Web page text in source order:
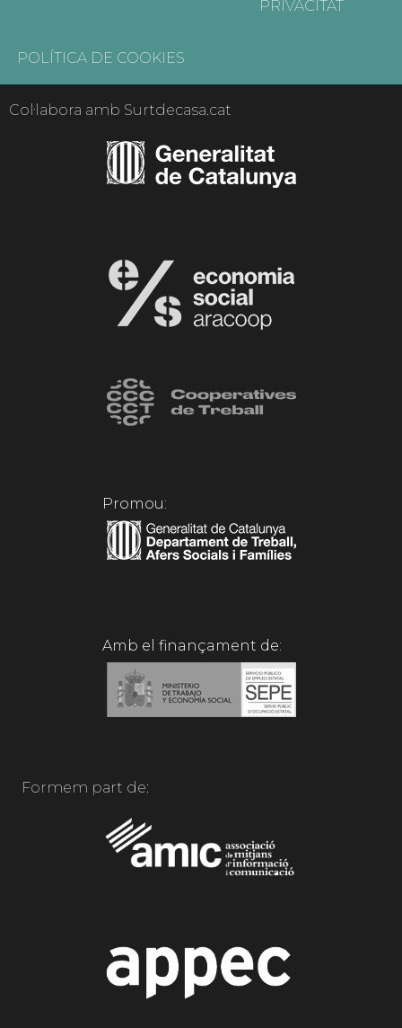
PRIVACITAT
POLÍTICA DE COOKIES
Col·labora amb Surtdecasa.cat
Promou:
Amb el finançament de:
Formem part de: